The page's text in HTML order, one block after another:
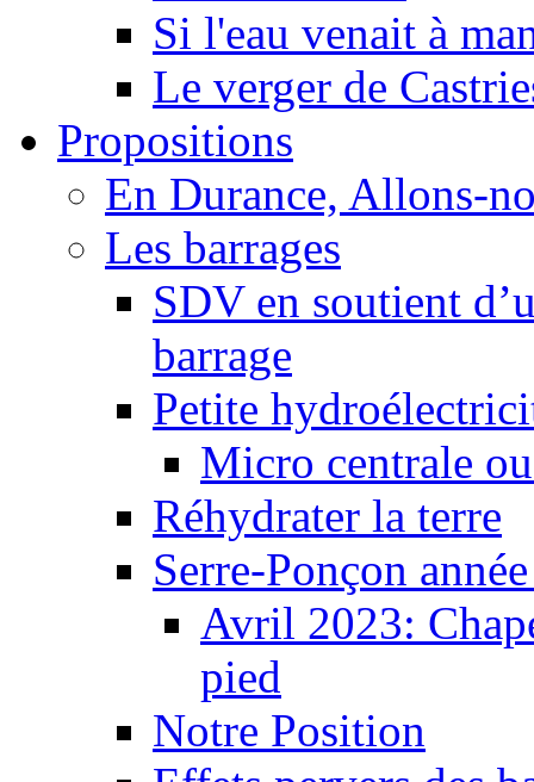
Si l'eau venait à
Le verger de
Propositions
En Durance, Allons-
Les barrages
SDV en soutient
barrage
Petite
Micro centrale
Réhydrater la terre
Serre-Ponçon
Avril 2023:
pied
Notre Position